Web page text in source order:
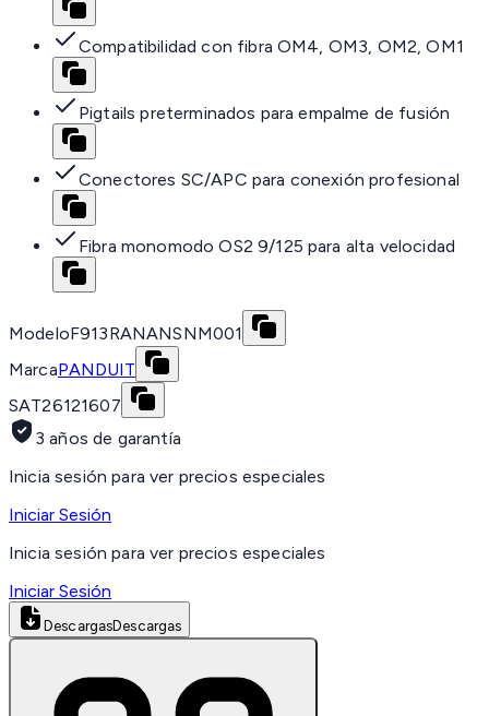
Compatibilidad con fibra OM4, OM3, OM2, OM1
Pigtails preterminados para empalme de fusión
Conectores SC/APC para conexión profesional
Fibra monomodo OS2 9/125 para alta velocidad
ModeloF913RANANSNM001
MarcaPANDUIT
SAT26121607
3 años de garantía
Inicia sesión para ver precios especiales
Iniciar Sesión
Inicia sesión para ver precios especiales
Iniciar Sesión
DescargasDescargas